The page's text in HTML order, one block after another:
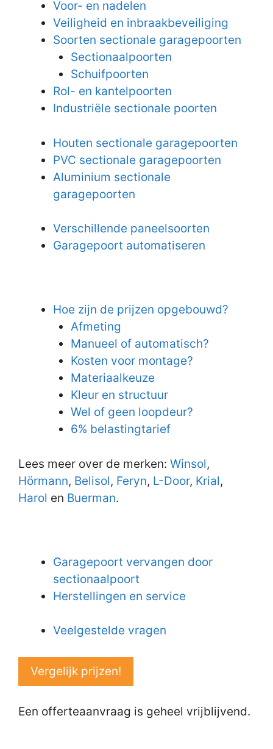
Voor- en nadelen
Veiligheid en inbraakbeveiliging
Soorten sectionale garagepoorten
Sectionaalpoorten
Schuifpoorten
Rol- en kantelpoorten
Industriële sectionale poorten
Houten sectionale garagepoorten
PVC sectionale garagepoorten
Aluminium sectionale
garagepoorten
Verschillende paneelsoorten
Garagepoort automatiseren
Hoe zijn de prijzen opgebouwd?
Afmeting
Manueel of automatisch?
Kosten voor montage?
Materiaalkeuze
Kleur en structuur
Wel of geen loopdeur?
6% belastingtarief
Lees meer over de merken: Winsol,
Hörmann, Belisol, Feryn, L-Door, Krial,
Harol en Buerman.
Garagepoort vervangen door
sectionaalpoort
Herstellingen en service
Veelgestelde vragen
Vergelijk prijzen!
Een offerteaanvraag is geheel vrijblijvend.